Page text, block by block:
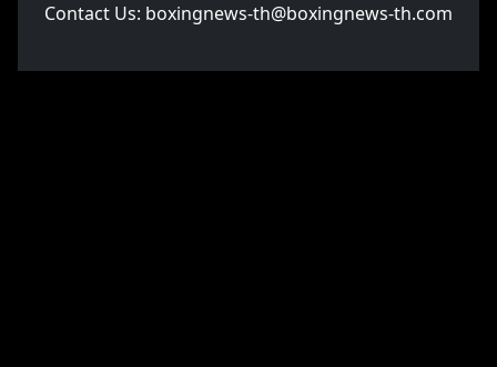
Contact Us: boxingnews-th@boxingnews-th.com